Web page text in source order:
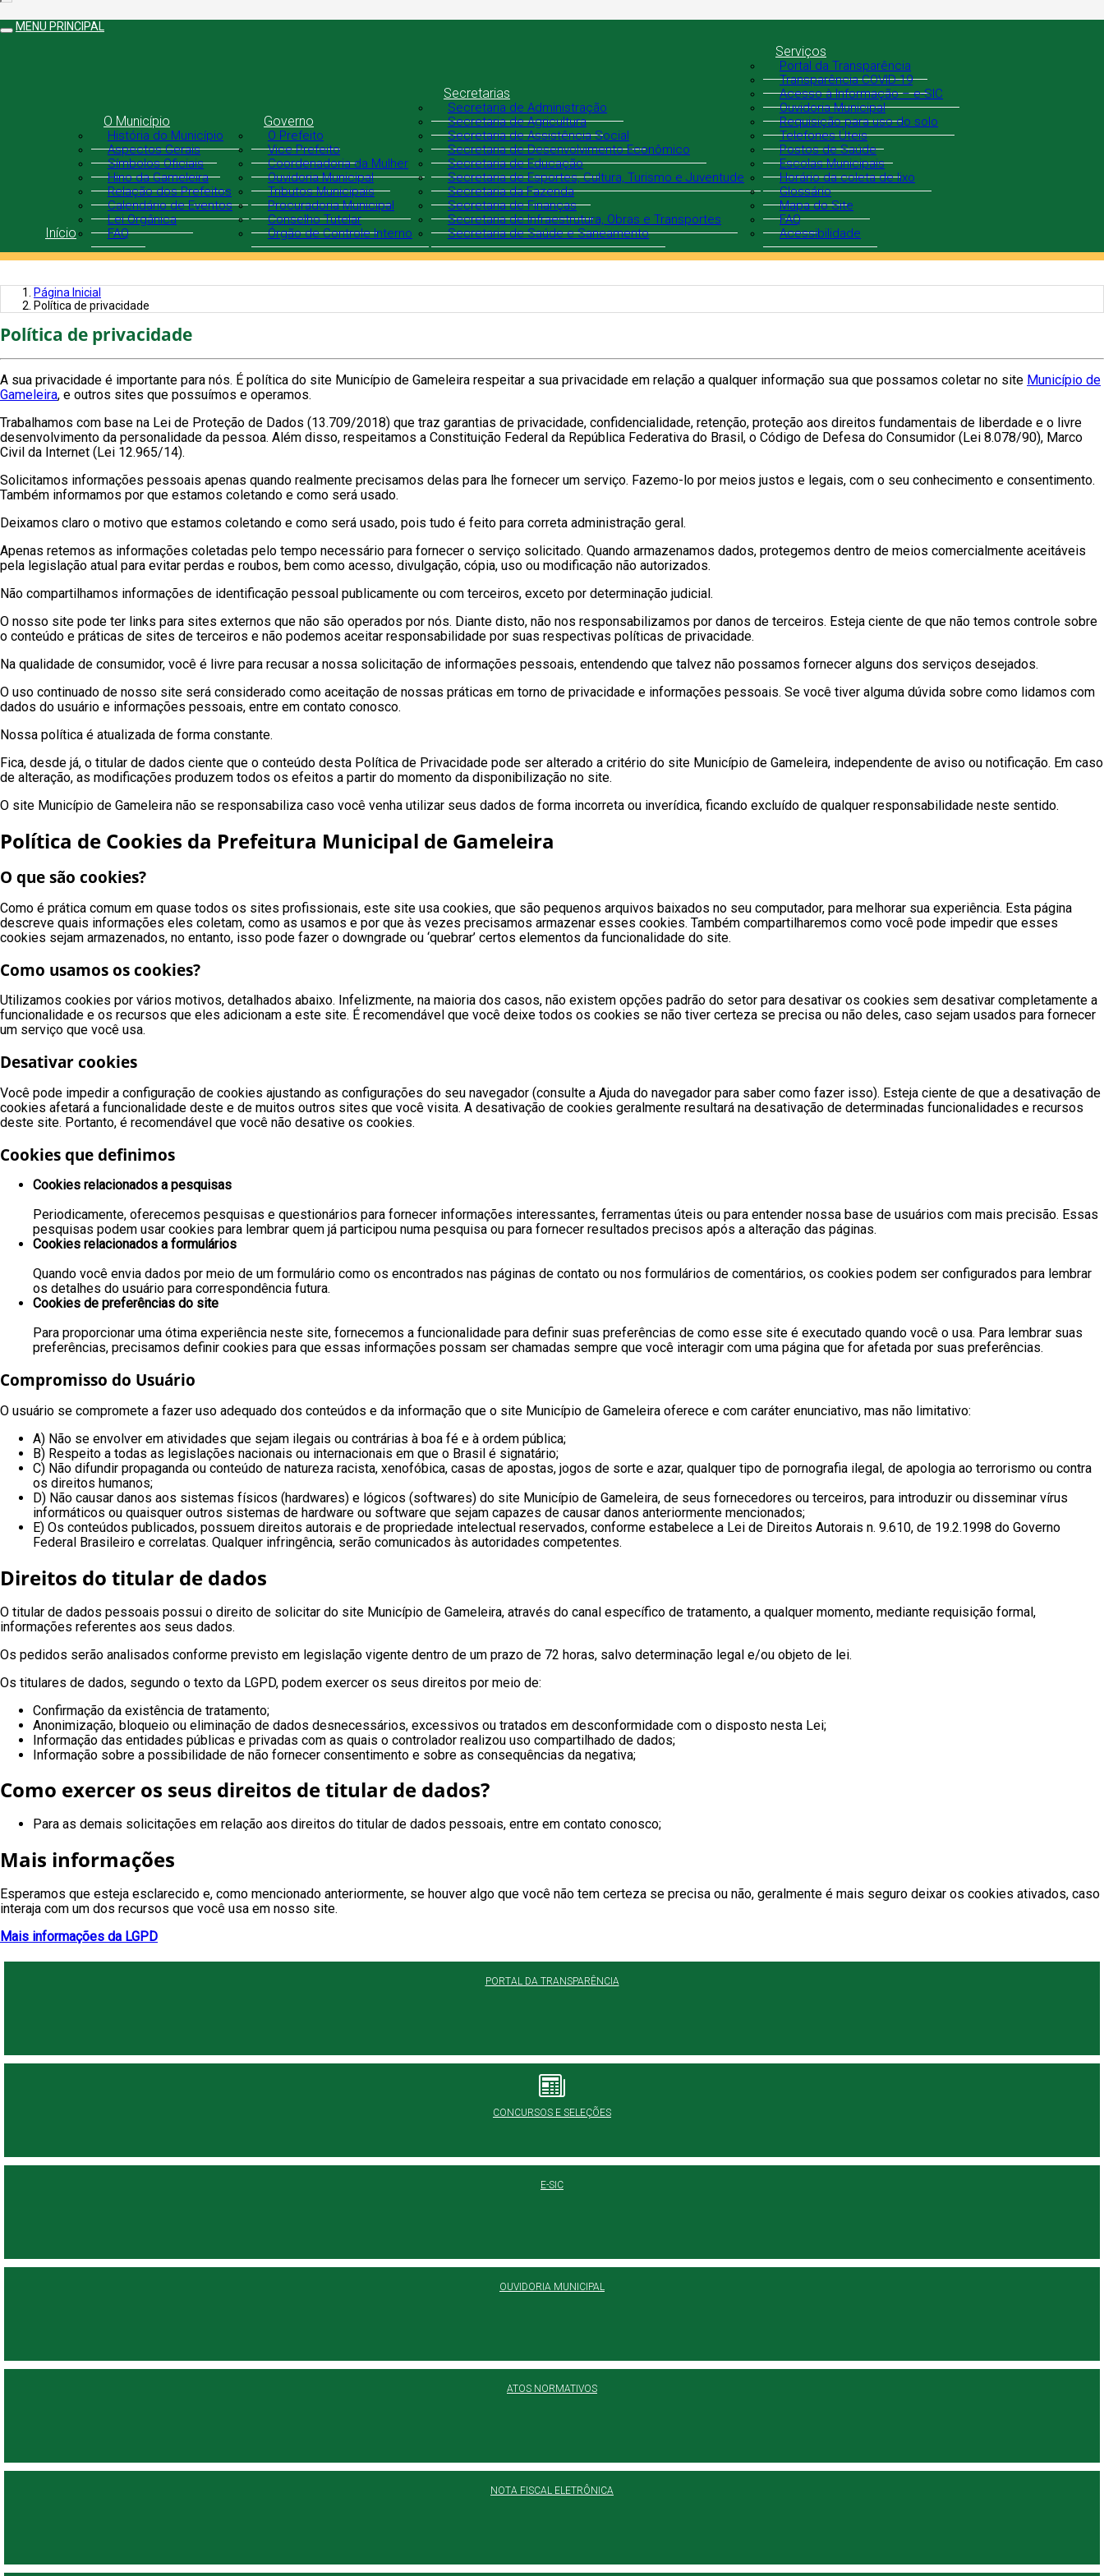
MENU PRINCIPAL
Início
O Município
História do Município
Aspectos Gerais
Símbolos Oficiais
Hino da Gameleira
Relação dos Prefeitos
Calendário de Eventos
Lei Orgânica
FAQ
Governo
O Prefeito
Vice Prefeito
Coordenadoria da Mulher
Ouvidoria Municipal
Tributos Municipais
Procuradoria Municipal
Conselho Tutelar
Órgão de Controle Interno
Secretarias
Secretaria de Administração
Secretaria de Agricultura
Secretaria de Assistência Social
Secretaria de Desenvolvimento Econômico
Secretaria de Educação
Secretaria de Esportes, Cultura, Turismo e Juventude
Secretaria da Fazenda
Secretaria de Finanças
Secretaria de Infraestrutura, Obras e Transportes
Secretaria de Saúde e Saneamento
Serviços
Portal da Transparência
Transparência COVID-19
Acesso à Informação – e-SIC
Ouvidoria Municipal
Requisição para uso do solo
Telefones Úteis
Postos de Saúde
Escolas Municipais
Horário da coleta de lixo
Glossário
Mapa do Site
FAQ
Acessibilidade
Página Inicial
Política de privacidade
Política de privacidade
A sua privacidade é importante para nós. É política do site Município de Gameleira respeitar a sua privacidade em relação a qualquer informação sua que possamos coletar no site Município de
Gameleira, e outros sites que possuímos e operamos.
Trabalhamos com base na Lei de Proteção de Dados (13.709/2018) que traz garantias de privacidade, confidencialidade, retenção, proteção aos direitos fundamentais de liberdade e o livre
desenvolvimento da personalidade da pessoa. Além disso, respeitamos a Constituição Federal da República Federativa do Brasil, o Código de Defesa do Consumidor (Lei 8.078/90), Marco
Civil da Internet (Lei 12.965/14).
Solicitamos informações pessoais apenas quando realmente precisamos delas para lhe fornecer um serviço. Fazemo-lo por meios justos e legais, com o seu conhecimento e consentimento.
Também informamos por que estamos coletando e como será usado.
Deixamos claro o motivo que estamos coletando e como será usado, pois tudo é feito para correta administração geral.
Apenas retemos as informações coletadas pelo tempo necessário para fornecer o serviço solicitado. Quando armazenamos dados, protegemos dentro de meios comercialmente aceitáveis
pela legislação atual ​​para evitar perdas e roubos, bem como acesso, divulgação, cópia, uso ou modificação não autorizados.
Não compartilhamos informações de identificação pessoal publicamente ou com terceiros, exceto por determinação judicial.
O nosso site pode ter links para sites externos que não são operados por nós. Diante disto, não nos responsabilizamos por danos de terceiros. Esteja ciente de que não temos controle sobre
o conteúdo e práticas de sites de terceiros e não podemos aceitar responsabilidade por suas respectivas políticas de privacidade.
Na qualidade de consumidor, você é livre para recusar a nossa solicitação de informações pessoais, entendendo que talvez não possamos fornecer alguns dos serviços desejados.
O uso continuado de nosso site será considerado como aceitação de nossas práticas em torno de privacidade e informações pessoais. Se você tiver alguma dúvida sobre como lidamos com
dados do usuário e informações pessoais, entre em contato conosco.
Nossa política é atualizada de forma constante.
Fica, desde já, o titular de dados ciente que o conteúdo desta Política de Privacidade pode ser alterado a critério do site Município de Gameleira, independente de aviso ou notificação. Em caso
de alteração, as modificações produzem todos os efeitos a partir do momento da disponibilização no site.
O site Município de Gameleira não se responsabiliza caso você venha utilizar seus dados de forma incorreta ou inverídica, ficando excluído de qualquer responsabilidade neste sentido.
Política de Cookies da Prefeitura Municipal de Gameleira
O que são cookies?
Como é prática comum em quase todos os sites profissionais, este site usa cookies, que são pequenos arquivos baixados no seu computador, para melhorar sua experiência. Esta página
descreve quais informações eles coletam, como as usamos e por que às vezes precisamos armazenar esses cookies. Também compartilharemos como você pode impedir que esses
cookies sejam armazenados, no entanto, isso pode fazer o downgrade ou ‘quebrar’ certos elementos da funcionalidade do site.
Como usamos os cookies?
Utilizamos cookies por vários motivos, detalhados abaixo. Infelizmente, na maioria dos casos, não existem opções padrão do setor para desativar os cookies sem desativar completamente a
funcionalidade e os recursos que eles adicionam a este site. É recomendável que você deixe todos os cookies se não tiver certeza se precisa ou não deles, caso sejam usados ​​para fornecer
um serviço que você usa.
Desativar cookies
Você pode impedir a configuração de cookies ajustando as configurações do seu navegador (consulte a Ajuda do navegador para saber como fazer isso). Esteja ciente de que a desativação de
cookies afetará a funcionalidade deste e de muitos outros sites que você visita. A desativação de cookies geralmente resultará na desativação de determinadas funcionalidades e recursos
deste site. Portanto, é recomendável que você não desative os cookies.
Cookies que definimos
Cookies relacionados a pesquisas
Periodicamente, oferecemos pesquisas e questionários para fornecer informações interessantes, ferramentas úteis ou para entender nossa base de usuários com mais precisão. Essas
pesquisas podem usar cookies para lembrar quem já participou numa pesquisa ou para fornecer resultados precisos após a alteração das páginas.
Cookies relacionados a formulários
Quando você envia dados por meio de um formulário como os encontrados nas páginas de contato ou nos formulários de comentários, os cookies podem ser configurados para lembrar
os detalhes do usuário para correspondência futura.
Cookies de preferências do site
Para proporcionar uma ótima experiência neste site, fornecemos a funcionalidade para definir suas preferências de como esse site é executado quando você o usa. Para lembrar suas
preferências, precisamos definir cookies para que essas informações possam ser chamadas sempre que você interagir com uma página que for afetada por suas preferências.
Compromisso do Usuário
O usuário se compromete a fazer uso adequado dos conteúdos e da informação que o site Município de Gameleira oferece e com caráter enunciativo, mas não limitativo:
A) Não se envolver em atividades que sejam ilegais ou contrárias à boa fé e à ordem pública;
B) Respeito a todas as legislações nacionais ou internacionais em que o Brasil é signatário;
C) Não difundir propaganda ou conteúdo de natureza racista, xenofóbica, casas de apostas, jogos de sorte e azar, qualquer tipo de pornografia ilegal, de apologia ao terrorismo ou contra
os direitos humanos;
D) Não causar danos aos sistemas físicos (hardwares) e lógicos (softwares) do site Município de Gameleira, de seus fornecedores ou terceiros, para introduzir ou disseminar vírus
informáticos ou quaisquer outros sistemas de hardware ou software que sejam capazes de causar danos anteriormente mencionados;
E) Os conteúdos publicados, possuem direitos autorais e de propriedade intelectual reservados, conforme estabelece a Lei de Direitos Autorais n. 9.610, de 19.2.1998 do Governo
Federal Brasileiro e correlatas. Qualquer infringência, serão comunicados às autoridades competentes.
Direitos do titular de dados
O titular de dados pessoais possui o direito de solicitar do site Município de Gameleira, através do canal específico de tratamento, a qualquer momento, mediante requisição formal,
informações referentes aos seus dados.
Os pedidos serão analisados conforme previsto em legislação vigente dentro de um prazo de 72 horas, salvo determinação legal e/ou objeto de lei.
Os titulares de dados, segundo o texto da LGPD, podem exercer os seus direitos por meio de:
Confirmação da existência de tratamento;
Anonimização, bloqueio ou eliminação de dados desnecessários, excessivos ou tratados em desconformidade com o disposto nesta Lei;
Informação das entidades públicas e privadas com as quais o controlador realizou uso compartilhado de dados;
Informação sobre a possibilidade de não fornecer consentimento e sobre as consequências da negativa;
Como exercer os seus direitos de titular de dados?
Para as demais solicitações em relação aos direitos do titular de dados pessoais, entre em contato conosco;
Mais informações
Esperamos que esteja esclarecido e, como mencionado anteriormente, se houver algo que você não tem certeza se precisa ou não, geralmente é mais seguro deixar os cookies ativados, caso
interaja com um dos recursos que você usa em nosso site.
Mais informações da LGPD
PORTAL DA TRANSPARÊNCIA
CONCURSOS E SELEÇÕES
E-SIC
OUVIDORIA MUNICIPAL
ATOS NORMATIVOS
NOTA FISCAL ELETRÔNICA